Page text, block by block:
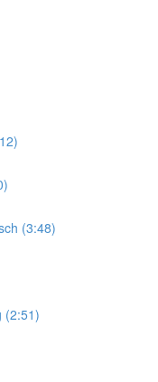
(3:48)
(2:51)